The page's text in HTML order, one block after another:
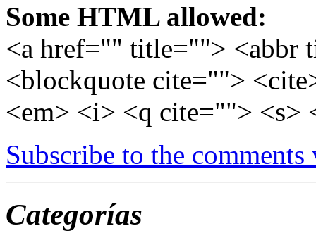
Some HTML allowed:
<a href="" title=""> <abbr
<blockquote cite="">
<em> <i> <q cite=""> <s>
Subscribe to the comments
Categorías